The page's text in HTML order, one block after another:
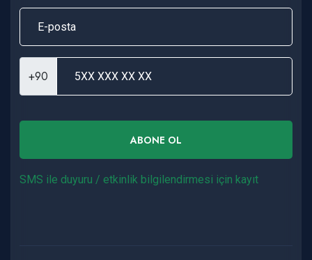
+90
ABONE OL
SMS ile duyuru / etkinlik bilgilendirmesi için kayıt